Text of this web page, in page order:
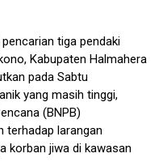
tiga pendaki
Kabupaten Halmahera
pada Sabtu
yang masih tinggi,
(BNPB)
terhadap larangan
korban jiwa di kawasan